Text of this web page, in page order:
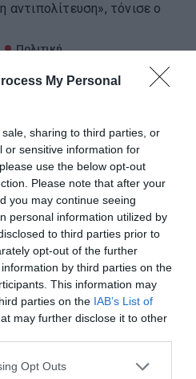
My Personal
sharing to third parties, or
or sensitive information for
use the below opt-out
Please note that after your
you may continue seeing
personal information utilized by
to third parties prior to
opt-out of the further
by third parties on the
This information may
parties on the IAB’s List of
may further disclose it to other
app uses one or more Google
Opt Outs
αντιπολίτευση», τόνισε ο
Πολιτική
σε Σκέρτσο::
οι αναλύσεις του